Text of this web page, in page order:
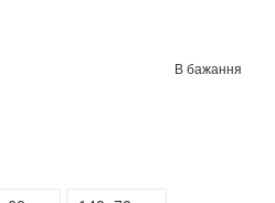
В бажання